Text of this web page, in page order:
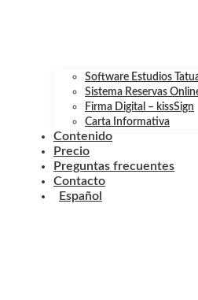
Software Estudios
Sistema Reservas
Firma Digital – kissSign
Carta Informativa
Contenido
Precio
Preguntas frecuentes
Contacto
Español